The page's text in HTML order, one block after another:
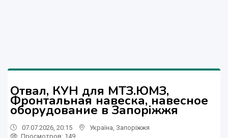
Отвал, КУН для МТЗ.ЮМЗ,
Фронтальная навеска, навесное
оборудование в Запоріжжя
07.07.2026, 20:15 Україна Запоріжжя
Просмотров: 149